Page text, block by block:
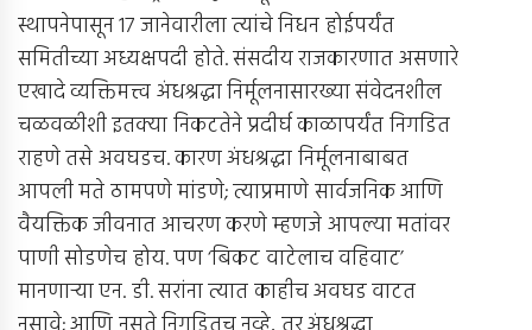
स्थापनेपासून 17 जानेवारीला त्यांचे निधन होईपर्यंत
समितीच्या अध्यक्षपदी होते. संसदीय राजकारणात असणारे
एखादे व्यक्तिमत्त्व अंधश्रद्धा निर्मूलनासारख्या संवेदनशील
चळवळीशी इतक्या निकटतेने प्रदीर्घ काळापर्यंत निगडित
राहणे तसे अवघडच. कारण अंधश्रद्धा निर्मूलनाबाबत
आपली मते ठामपणे मांडणे; त्याप्रमाणे सार्वजनिक आणि
वैयक्तिक जीवनात आचरण करणे म्हणजे आपल्या मतांवर
पाणी सोडणेच होय. पण ‘बिकट वाटेलाच वहिवाट’
मानणार्‍या एन. डी. सरांना त्यात काहीच अवघड वाटत